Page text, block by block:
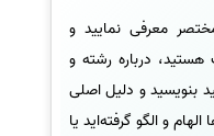
معرفی نمایید و
هستید، درباره رشته و
بنویسید و دلیل اصلی
و الگو گرفته‌اید یا